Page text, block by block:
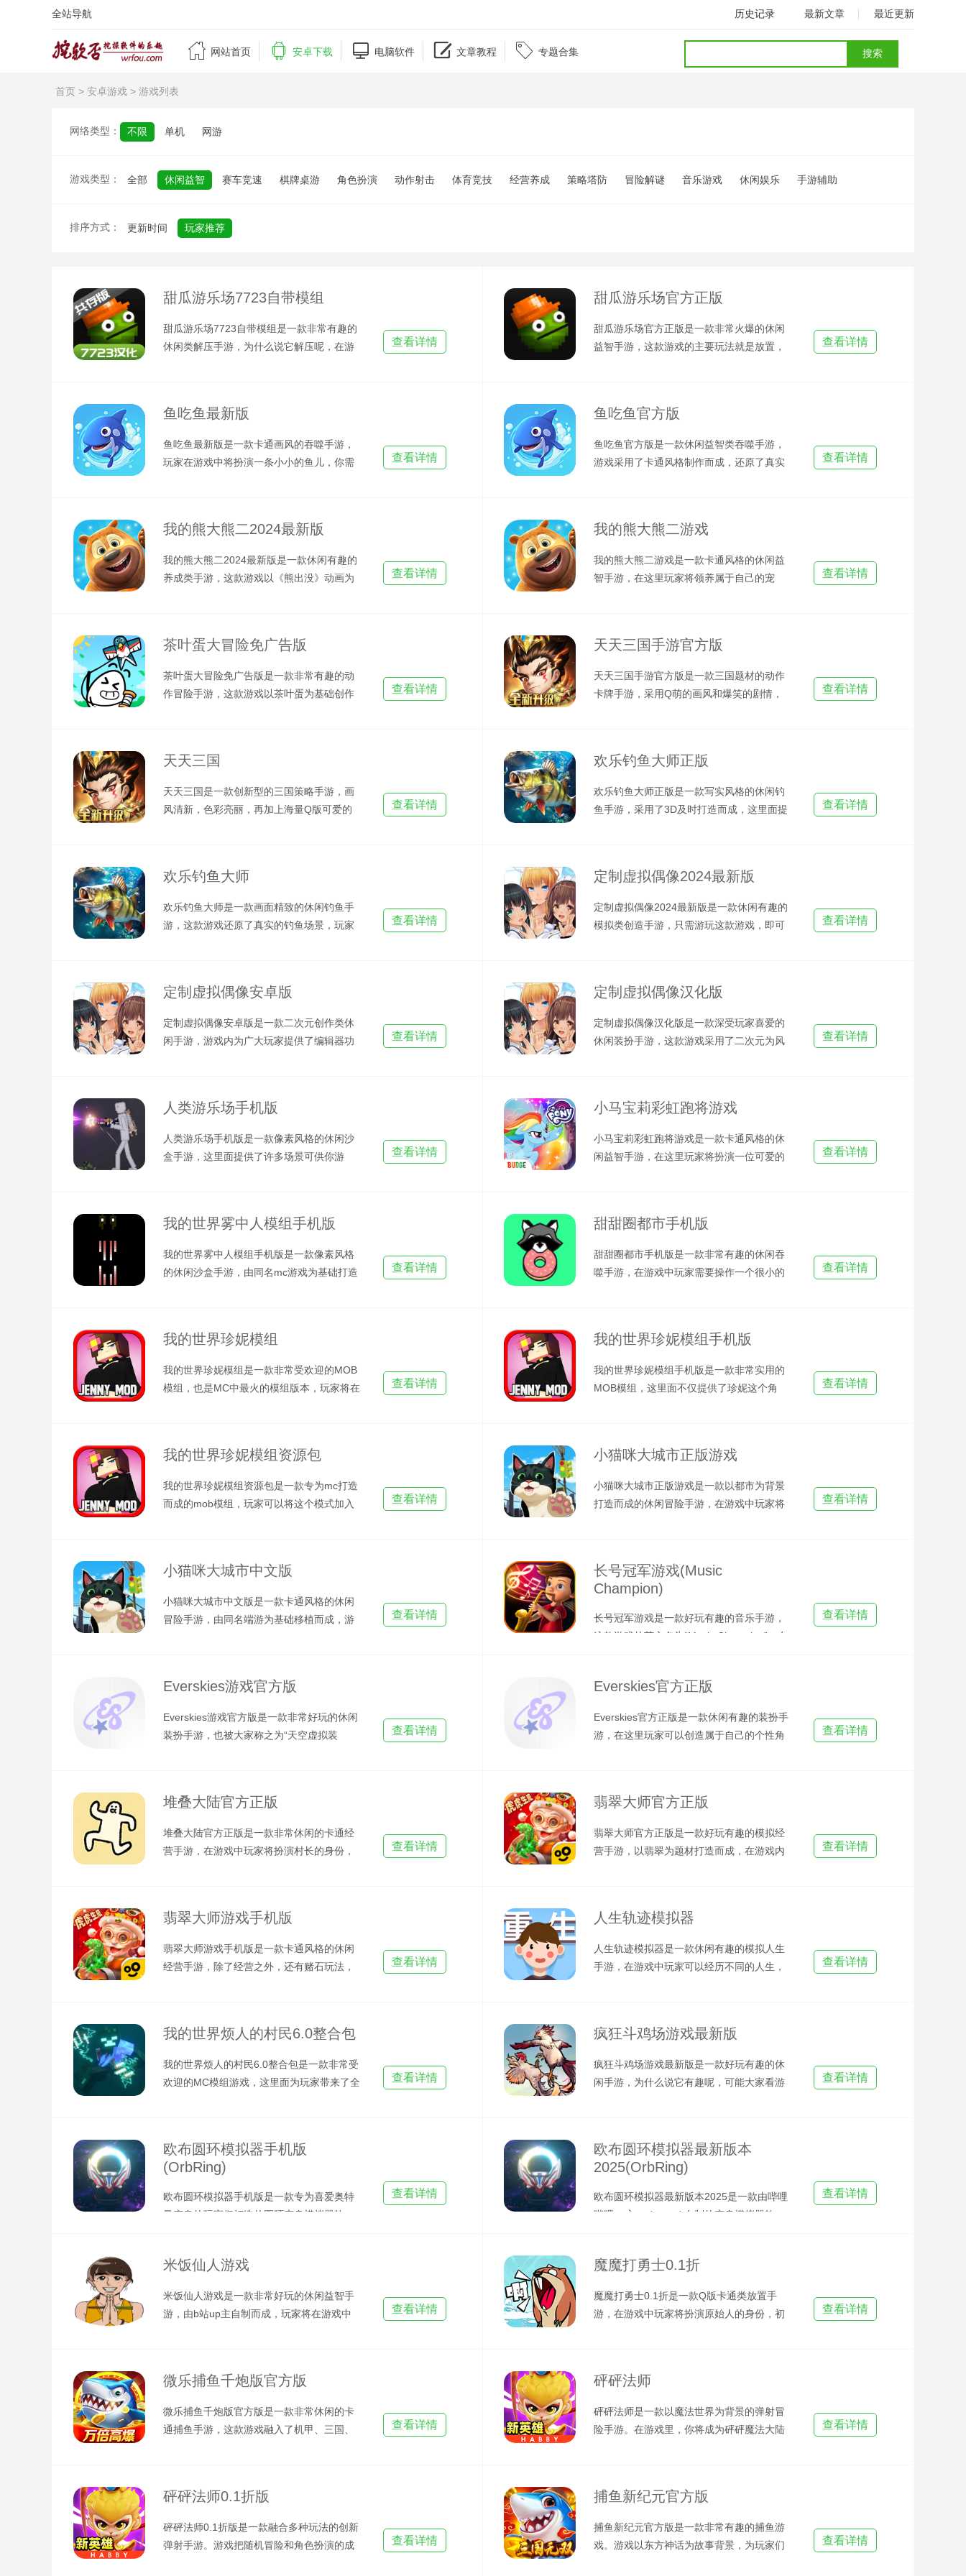
全站导航 历史记录 最新文章 最近更新
 网站首页  安卓下载  电脑软件  文章教程  专题合集
首页 > 安卓游戏 > 游戏列表
网络类型： 不限 单机 网游
游戏类型： 全部 休闲益智 赛车竞速 棋牌桌游 角色扮演 动作射击 体育竞技 经营养成 策略塔防 冒险解谜 音乐游戏 休闲娱乐 手游辅助
排序方式： 更新时间 玩家推荐
甜瓜游乐场7723自带模组
甜瓜游乐场7723自带模组是一款非常有趣的
休闲类解压手游，为什么说它解压呢，在游
查看详情
甜瓜游乐场官方正版
甜瓜游乐场官方正版是一款非常火爆的休闲
益智手游，这款游戏的主要玩法就是放置，
查看详情
鱼吃鱼最新版
鱼吃鱼最新版是一款卡通画风的吞噬手游，
玩家在游戏中将扮演一条小小的鱼儿，你需
查看详情
鱼吃鱼官方版
鱼吃鱼官方版是一款休闲益智类吞噬手游，
游戏采用了卡通风格制作而成，还原了真实
查看详情
我的熊大熊二2024最新版
我的熊大熊二2024最新版是一款休闲有趣的
养成类手游，这款游戏以《熊出没》动画为
查看详情
我的熊大熊二游戏
我的熊大熊二游戏是一款卡通风格的休闲益
智手游，在这里玩家将领养属于自己的宠
查看详情
茶叶蛋大冒险免广告版
茶叶蛋大冒险免广告版是一款非常有趣的动
作冒险手游，这款游戏以茶叶蛋为基础创作
查看详情
天天三国手游官方版
天天三国手游官方版是一款三国题材的动作
卡牌手游，采用Q萌的画风和爆笑的剧情，
查看详情
天天三国
天天三国是一款创新型的三国策略手游，画
风清新，色彩亮丽，再加上海量Q版可爱的
查看详情
欢乐钓鱼大师正版
欢乐钓鱼大师正版是一款写实风格的休闲钓
鱼手游，采用了3D及时打造而成，这里面提
查看详情
欢乐钓鱼大师
欢乐钓鱼大师是一款画面精致的休闲钓鱼手
游，这款游戏还原了真实的钓鱼场景，玩家
查看详情
定制虚拟偶像2024最新版
定制虚拟偶像2024最新版是一款休闲有趣的
模拟类创造手游，只需游玩这款游戏，即可
查看详情
定制虚拟偶像安卓版
定制虚拟偶像安卓版是一款二次元创作类休
闲手游，游戏内为广大玩家提供了编辑器功
查看详情
定制虚拟偶像汉化版
定制虚拟偶像汉化版是一款深受玩家喜爱的
休闲装扮手游，这款游戏采用了二次元为风
查看详情
人类游乐场手机版
人类游乐场手机版是一款像素风格的休闲沙
盒手游，这里面提供了许多场景可供你游
查看详情
小马宝莉彩虹跑将游戏
小马宝莉彩虹跑将游戏是一款卡通风格的休
闲益智手游，在这里玩家将扮演一位可爱的
查看详情
我的世界雾中人模组手机版
我的世界雾中人模组手机版是一款像素风格
的休闲沙盒手游，由同名mc游戏为基础打造
查看详情
甜甜圈都市手机版
甜甜圈都市手机版是一款非常有趣的休闲吞
噬手游，在游戏中玩家需要操作一个很小的
查看详情
我的世界珍妮模组
我的世界珍妮模组是一款非常受欢迎的MOB
模组，也是MC中最火的模组版本，玩家将在
查看详情
我的世界珍妮模组手机版
我的世界珍妮模组手机版是一款非常实用的
MOB模组，这里面不仅提供了珍妮这个角
查看详情
我的世界珍妮模组资源包
我的世界珍妮模组资源包是一款专为mc打造
而成的mob模组，玩家可以将这个模式加入
查看详情
小猫咪大城市正版游戏
小猫咪大城市正版游戏是一款以都市为背景
打造而成的休闲冒险手游，在游戏中玩家将
查看详情
小猫咪大城市中文版
小猫咪大城市中文版是一款卡通风格的休闲
冒险手游，由同名端游为基础移植而成，游
查看详情
长号冠军游戏(Music
Champion)
长号冠军游戏是一款好玩有趣的音乐手游，
这款游戏的英文名为“Music Champion”，在
查看详情
Everskies游戏官方版
Everskies游戏官方版是一款非常好玩的休闲
装扮手游，也被大家称之为“天空虚拟装
查看详情
Everskies官方正版
Everskies官方正版是一款休闲有趣的装扮手
游，在这里玩家可以创造属于自己的个性角
查看详情
堆叠大陆官方正版
堆叠大陆官方正版是一款非常休闲的卡通经
营手游，在游戏中玩家将扮演村长的身份，
查看详情
翡翠大师官方正版
翡翠大师官方正版是一款好玩有趣的模拟经
营手游，以翡翠为题材打造而成，在游戏内
查看详情
翡翠大师游戏手机版
翡翠大师游戏手机版是一款卡通风格的休闲
经营手游，除了经营之外，还有赌石玩法，
查看详情
人生轨迹模拟器
人生轨迹模拟器是一款休闲有趣的模拟人生
手游，在游戏中玩家可以经历不同的人生，
查看详情
我的世界烦人的村民6.0整合包
我的世界烦人的村民6.0整合包是一款非常受
欢迎的MC模组游戏，这里面为玩家带来了全
查看详情
疯狂斗鸡场游戏最新版
疯狂斗鸡场游戏最新版是一款好玩有趣的休
闲手游，为什么说它有趣呢，可能大家看游
查看详情
欧布圆环模拟器手机版
(OrbRing)
欧布圆环模拟器手机版是一款专为喜爱奥特
曼变身的玩家们打造的圆环变身模拟器软
查看详情
欧布圆环模拟器最新版本
2025(OrbRing)
欧布圆环模拟器最新版本2025是一款由哔哩
哔哩up主xxxiranook自制的变身模拟器软
查看详情
米饭仙人游戏
米饭仙人游戏是一款非常好玩的休闲益智手
游，由b站up主自制而成，玩家将在游戏中
查看详情
魔魔打勇士0.1折
魔魔打勇士0.1折是一款Q版卡通类放置手
游，在游戏中玩家将扮演原始人的身份，初
查看详情
微乐捕鱼千炮版官方版
微乐捕鱼千炮版官方版是一款非常休闲的卡
通捕鱼手游，这款游戏融入了机甲、三国、
查看详情
砰砰法师
砰砰法师是一款以魔法世界为背景的弹射冒
险手游。在游戏里，你将成为砰砰魔法大陆
查看详情
砰砰法师0.1折版
砰砰法师0.1折版是一款融合多种玩法的创新
弹射手游。游戏把随机冒险和角色扮演的成
查看详情
捕鱼新纪元官方版
捕鱼新纪元官方版是一款非常有趣的捕鱼游
戏。游戏以东方神话为故事背景，为玩家们
查看详情